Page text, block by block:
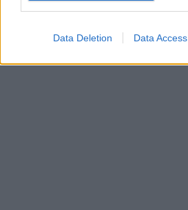
Data Deletion Data Access